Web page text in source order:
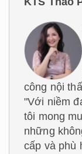
công nội
"Với niềm
tôi mong
những
cấp và phù